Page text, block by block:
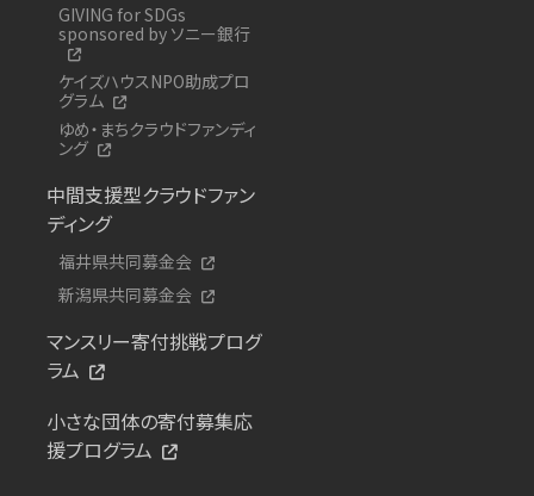
GIVING for SDGs
sponsored by ソニー銀行
ケイズハウスNPO助成プロ
グラム
ゆめ・まちクラウドファンディ
ング
中間支援型クラウドファン
ディング
福井県共同募金会
新潟県共同募金会
マンスリー寄付挑戦プログ
ラム
小さな団体の寄付募集応
援プログラム